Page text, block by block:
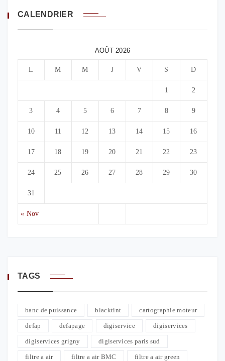
CALENDRIER
AOÛT 2026
L M M J V S D
« Nov
1 2
3 4 5 6 7 8 9
10 11 12 13 14 15 16
17 18 19 20 21 22 23
24 25 26 27 28 29 30
31
TAGS
banc de puissance blacktint cartographie moteur
defap defapage digiservice digiservices
digiservices grigny digiservices paris sud
filtre a air filtre a air BMC filtre a air green